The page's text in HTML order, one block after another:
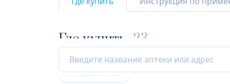
Где купить 23
Открыта сейчас